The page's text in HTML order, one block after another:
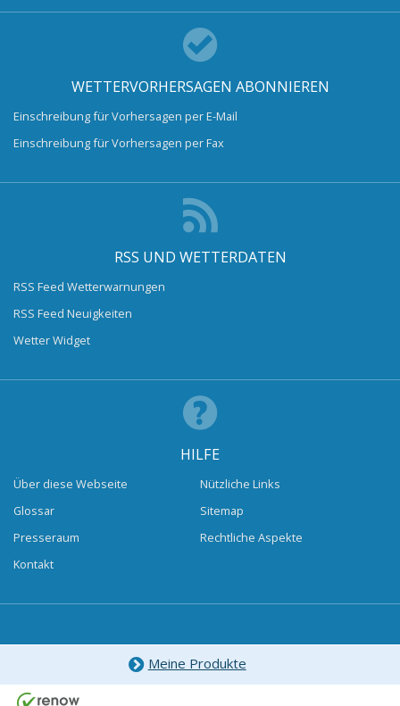
WETTERVORHERSAGEN ABONNIEREN
Einschreibung für Vorhersagen per E-Mail
Einschreibung für Vorhersagen per Fax
RSS UND WETTERDATEN
RSS Feed Wetterwarnungen
RSS Feed Neuigkeiten
Wetter Widget
HILFE
Über diese Webseite
Glossar
Presseraum
Kontakt
Nützliche Links
Sitemap
Rechtliche Aspekte
Meine Produkte